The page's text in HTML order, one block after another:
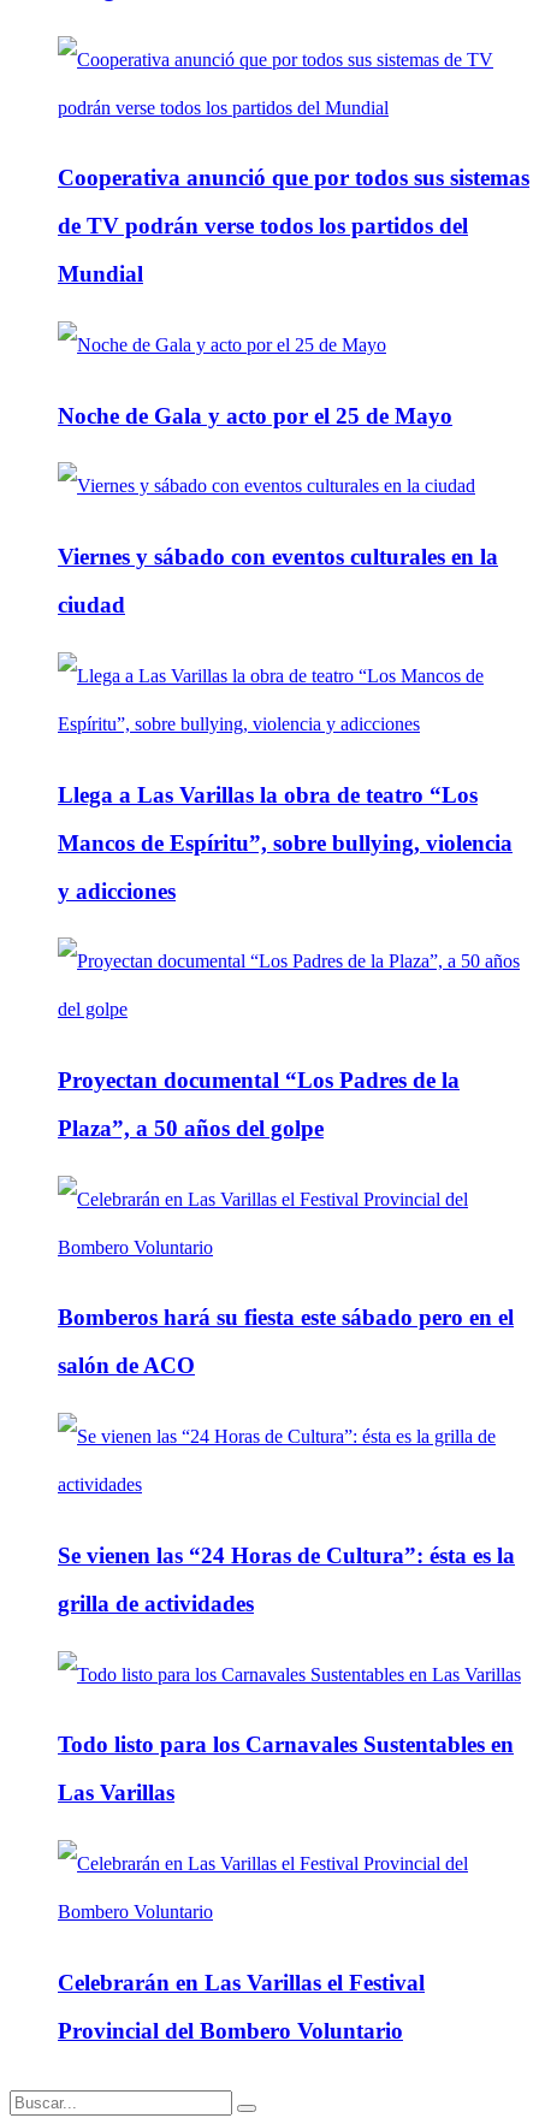
Cooperativa anunció que por todos sus sistemas
de TV podrán verse todos los partidos del
Mundial
Noche de Gala y acto por el 25 de Mayo
Viernes y sábado con eventos culturales en la
ciudad
Llega a Las Varillas la obra de teatro “Los
Mancos de Espíritu”, sobre bullying, violencia
y adicciones
Proyectan documental “Los Padres de la
Plaza”, a 50 años del golpe
Bomberos hará su fiesta este sábado pero en el
salón de ACO
Se vienen las “24 Horas de Cultura”: ésta es la
grilla de actividades
Todo listo para los Carnavales Sustentables en
Las Varillas
Celebrarán en Las Varillas el Festival
Provincial del Bombero Voluntario